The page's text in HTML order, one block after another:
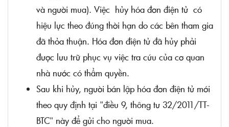
và người mua). Việc hủy hóa đơn điện tử có
hiệu lực theo đúng thời hạn do các bên tham gia
đã thỏa thuận. Hóa đơn điện tử đã hủy phải
được lưu trữ phục vụ việc tra cứu của cơ quan
nhà nước có thẩm quyền.
Sau khi hủy, người bán lập hóa đơn điện tử mới
theo quy định tại "điều 9, thông tư 32/2011/TT-
BTC" này để gửi cho người mua.